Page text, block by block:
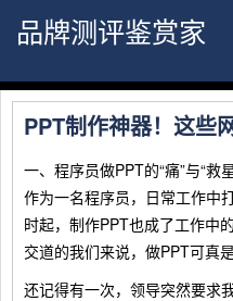
品牌测评鉴赏家
PPT制作神器！这些
一、程序员做PPT的“痛”与“救
作为一名程序员，日常工作中
时起，制作PPT也成了工作中
交道的我们来说，做PPT可真
还记得有一次，领导突然要求